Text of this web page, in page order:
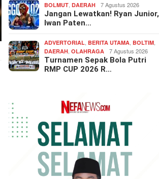
BOLMUT ,DAERAH 7 Agustus 2026
Jangan Lewatkan! Ryan Junior,
Iwan Paten…
ADVERTORIAL BERITA UTAMA BOLTIM
DAERAH ,OLAHRAGA 7 Agustus 2026
Turnamen Sepak Bola Putri
RMP CUP 2026 R…